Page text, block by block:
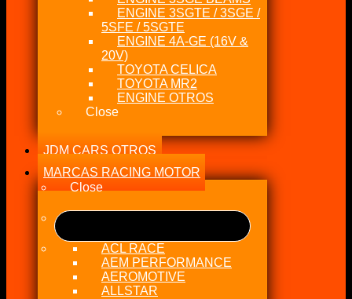
ENGINE 3SGTE / 3SGE /
5SFE / 5SGTE
ENGINE 4A-GE (16V &
20V)
TOYOTA CELICA
TOYOTA MR2
ENGINE OTROS
Close
JDM CARS OTROS
MARCAS RACING MOTOR
Close
ACL RACE
AEM PERFORMANCE
AEROMOTIVE
ALLSTAR